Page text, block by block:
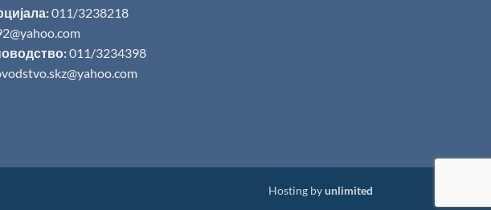
011/3238218
011/3234398
Hosting byunlimited